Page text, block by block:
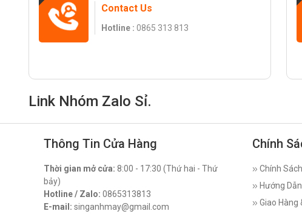
Contact Us
Hotline : 0865 313 813
Link Nhóm Zalo Sỉ.
Thông Tin Cửa Hàng
Thời gian mở cửa: 8:00 - 17:30 (Thứ hai - Thứ
bảy)
Hotline / Zalo: 0865313813
E-mail: singanhmay@gmail.com
Chính
Chính
Hướng
Giao Hàng